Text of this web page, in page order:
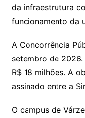
da infraestrutura
funcionamento da
A Concorrência
setembro de
R$ 18 milhões. A
assinado entre a
O campus de